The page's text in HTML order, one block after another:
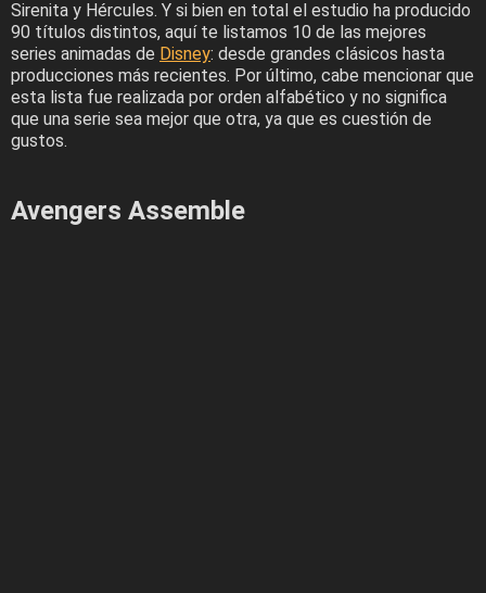
Sirenita y Hércules. Y si bien en total el estudio ha producido
90 títulos distintos, aquí te listamos 10 de las mejores
series animadas de Disney: desde grandes clásicos hasta
producciones más recientes. Por último, cabe mencionar que
esta lista fue realizada por orden alfabético y no significa
que una serie sea mejor que otra, ya que es cuestión de
gustos.
Avengers Assemble